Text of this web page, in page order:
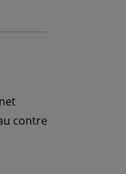
contre